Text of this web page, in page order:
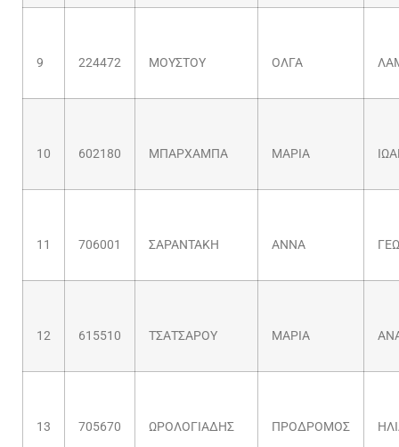
9 224472 ΜΟΥΣΤΟΥ ΟΛΓΑ
10 602180 ΜΠΑΡΧΑΜΠΑ ΜΑΡΙΑ
11 706001 ΣΑΡΑΝΤΑΚΗ ΑΝΝΑ
12 615510 ΤΣΑΤΣΑΡΟΥ ΜΑΡΙΑ
13 705670 ΩΡΟΛΟΓΙΑΔΗΣ ΠΡΟΔΡΟΜΟΣ